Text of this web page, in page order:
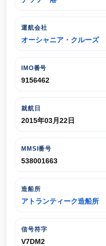
運航会社
オーシャニア・クルーズ
IMO番号
9156462
就航日
2015年03月22日
MMSI番号
538001663
造船所
アトランティーク造船所
信号符字
V7DM2